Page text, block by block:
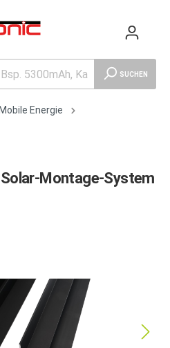
SUCHEN
Energie
Solar-Montage-System